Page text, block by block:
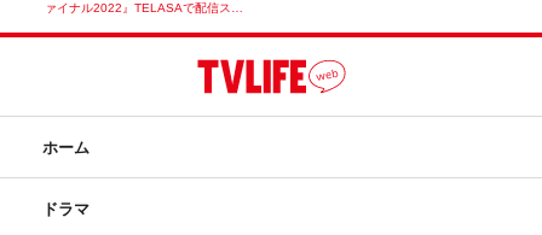
ァイナル2022』TELASAで配信ス…
ホーム
ドラマ